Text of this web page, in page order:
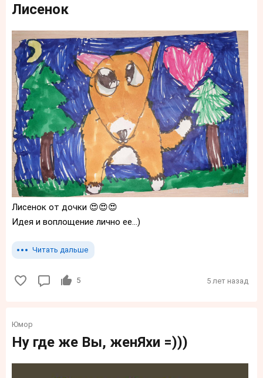
Лисенок
Лисенок от дочки 😍😍😍
Идея и воплощение лично ее...)
Читать дальше
5 5 лет назад
Юмор
Ну где же Вы, женЯхи =)))